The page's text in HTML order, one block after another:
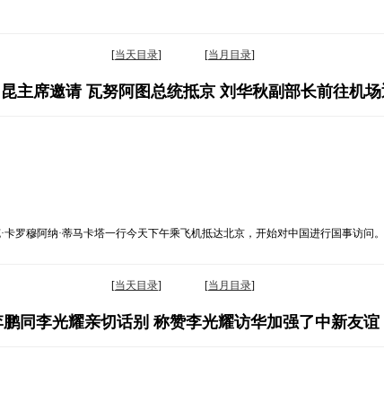
[当天目录] [当月目录]
主席邀请 瓦努阿图总统抵京 刘华秋副部长前往机
罗穆阿纳·蒂马卡塔一行今天下午乘飞机抵达北京，开始对中国进行国事访问。
[当天目录] [当月目录]
鹏同李光耀亲切话别 称赞李光耀访华加强了中新友谊